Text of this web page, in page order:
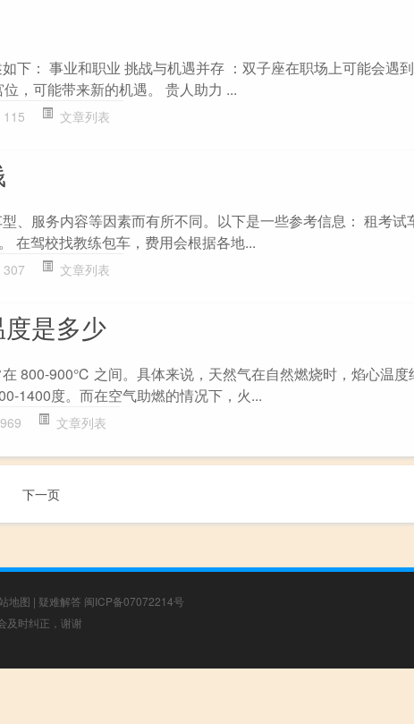
下： 事业和职业 挑战与机遇并存 ：双子座在职场上可能会遇
，可能带来新的机遇。 贵人助力 ...
115 文章列表
、服务内容等因素而有所不同。以下是一些参考信息： 租考试
在驾校找教练包车，费用会根据各地...
307 文章列表
是多少
800-900℃ 之间。具体来说，天然气在自然燃烧时，焰心温度
1400度。而在空气助燃的情况下，火...
969 文章列表
下一页
地图 | 疑难解答 闽ICP备07072214号
及时纠正，谢谢